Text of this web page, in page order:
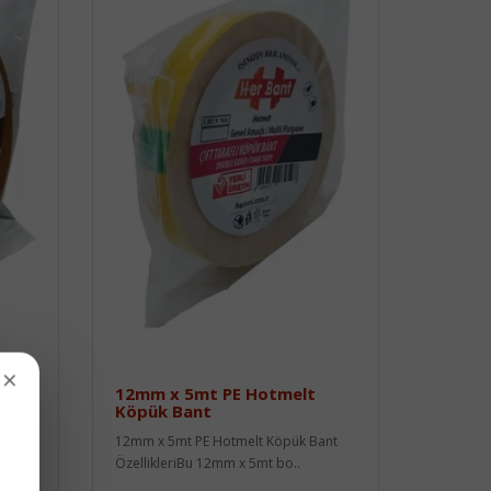
12mm x 5mt PE Hotmelt
Köpük Bant
12mm x 5mt PE Hotmelt Köpük Bant
ÖzellikleriBu 12mm x 5mt bo..
×